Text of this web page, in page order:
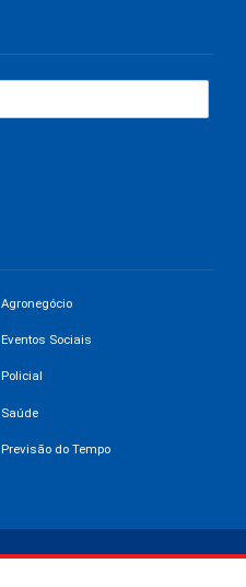
Agronegócio
Eventos Sociais
Policial
Saúde
Previsão do Tempo